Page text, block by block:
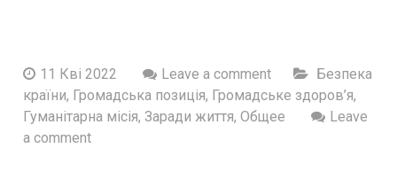
11 Кві 2022 Leave a comment
Безпека
країни, Громадська позиція, Громадське здоров’я,
Гуманітарна місія, Заради життя, Общее
Leave
a comment